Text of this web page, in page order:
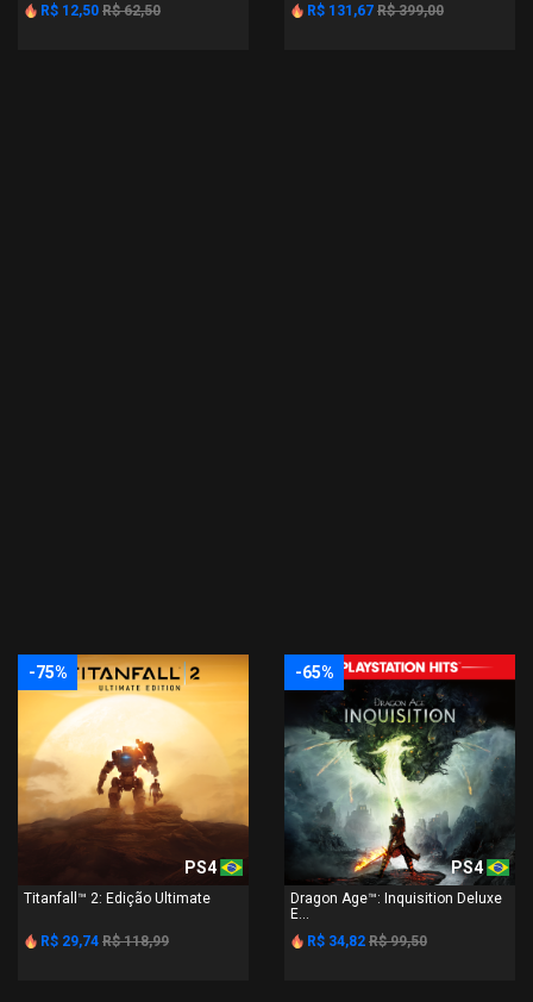
R$ 12,50 R$ 62,50 R$ 131,67 R$ 399,00
-75%
PS4
Titanfall™ 2: Edição Ultimate
R$ 29,74 R$ 118,99
-65%
PS4
Dragon Age™: Inquisition Deluxe
E...
R$ 34,82 R$ 99,50